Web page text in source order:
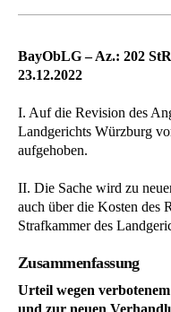
BayObLG – Az.: 202
23.12.2022
I. Auf die Revision des
Landgerichts Würzburg
aufgehoben.
II. Die Sache wird zu
auch über die Kosten des
Strafkammer des
Zusammenfassung
Urteil wegen